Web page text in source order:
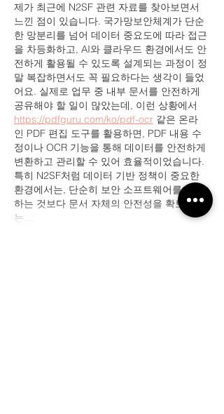
제가 최근에 N2SF 관련 자료를 찾아보면서
느낀 점이 있습니다. 국가망보안체계가 단순
한 망분리를 넘어 데이터 중요도에 따라 접근
을 차등화하고, AI와 클라우드 환경에서도 안
전하게 활용될 수 있도록 설계되는 과정이 정
말 복잡하면서도 꼭 필요하다는 생각이 들었
어요. 실제로 업무 중 내부 문서를 안전하게
공유해야 할 일이 많았는데, 이런 상황에서
https://pdfguru.com/ko/pdf-ocr 같은 온라
인 PDF 편집 도구를 활용하면, PDF 내용 수
정이나 OCR 기능을 통해 데이터를 안전하게
변환하고 관리할 수 있어 효율적이었습니다.
특히 N2SF처럼 데이터 기반 정책이 중요한
환경에서는, 단순히 보안 소프트웨어를 설치
하는 것보다 문서 자체의 안전성을 확보하
는…